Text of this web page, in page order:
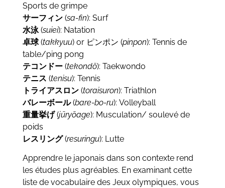
Sports de grimpe
サーフィン(sa-fin): Surf
水泳(suiei): Natation
卓球(takkyuu) or ピンポン (pinpon): Tennis de
table/ping pong
テコンドー(tekondō): Taekwondo
テニス (tenisu): Tennis
トライアスロン(toraisuron): Triathlon
バレーボール(bare-bo-ru): Volleyball
重量挙げ(jūryōage): Musculation/ soulevé de
poids
レスリング(resuringu): Lutte
Apprendre le japonais dans son contexte rend
les études plus agréables. En examinant cette
liste de vocabulaire des Jeux olympiques, vous